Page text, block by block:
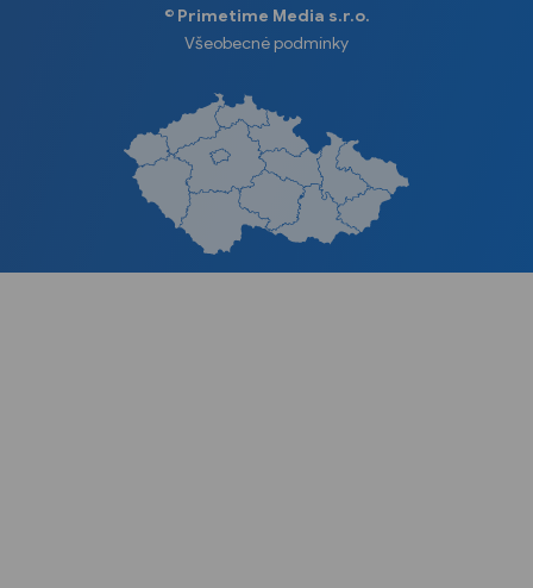
©️ Primetime Media s.r.o.
Všeobecné podmínky